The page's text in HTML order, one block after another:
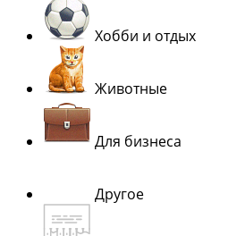
Хобби и отдых
Животные
Для бизнеса
Другое